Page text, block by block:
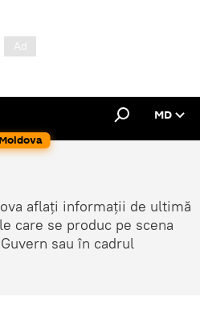
Moldova
MD
aflați informații de ultimă
care se produc pe scena
sau în cadrul